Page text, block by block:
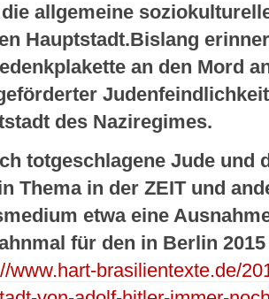
allgemeine
Hauptstadt.Bislang
an den Mord
des Naziregimes.
totgeschlagene Jude und
Thema in der ZEIT und
etwa eine
für den in Berlin
www.hart-brasilientexte.de/